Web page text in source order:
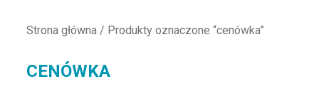
Strona główna / Produkty oznaczone “cenówka”
CENÓWKA